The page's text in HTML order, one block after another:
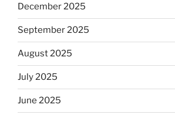
December 2025
September 2025
August 2025
July 2025
June 2025